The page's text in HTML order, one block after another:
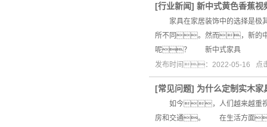
[行业新闻] 新中式黄色香蕉视
家具在家居装饰中的选择是极
所不同。然而，新的中
呢？ 新中式家具
发布时间：2022-05-16 点
[常见问题] 为什么定制实木
如今，人们越来越重视
房和交通。 在生活方面